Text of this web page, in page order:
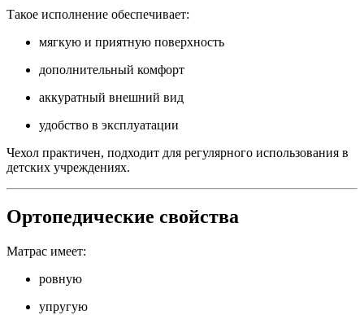
Такое исполнение обеспечивает:
мягкую и приятную поверхность
дополнительный комфорт
аккуратный внешний вид
удобство в эксплуатации
Чехол практичен, подходит для регулярного использования в
детских учреждениях.
Ортопедические свойства
Матрас имеет:
ровную
упругую